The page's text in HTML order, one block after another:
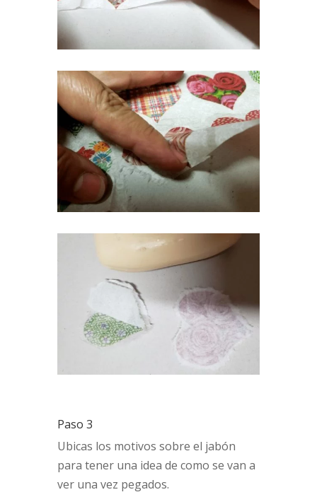
Paso 3
Ubicas los motivos sobre el jabón
para tener una idea de como se van a
ver una vez pegados.